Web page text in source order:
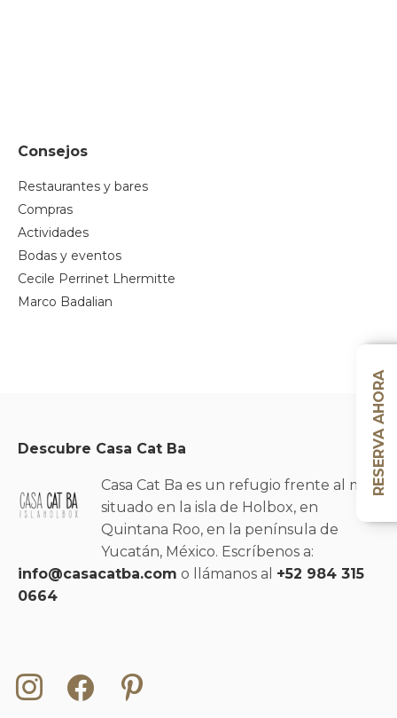
Consejos
Restaurantes y bares
Compras
Actividades
Bodas y eventos
Cecile Perrinet Lhermitte
Marco Badalian
Descubre Casa Cat Ba
Casa Cat Ba es un refugio frente al mar
situado en la isla de Holbox, en
Quintana Roo, en la península de
Yucatán, México. Escríbenos a:
info@casacatba.com o llámanos al +52 984 315
0664
InstagramFacebookPinterest
RESERVA AHORA